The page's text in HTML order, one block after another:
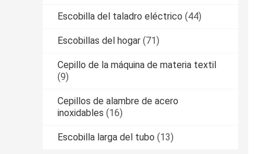
Escobilla del taladro eléctrico (44)
Escobillas del hogar (71)
Cepillo de la máquina de materia textil
(9)
Cepillos de alambre de acero
inoxidables (16)
Escobilla larga del tubo (13)